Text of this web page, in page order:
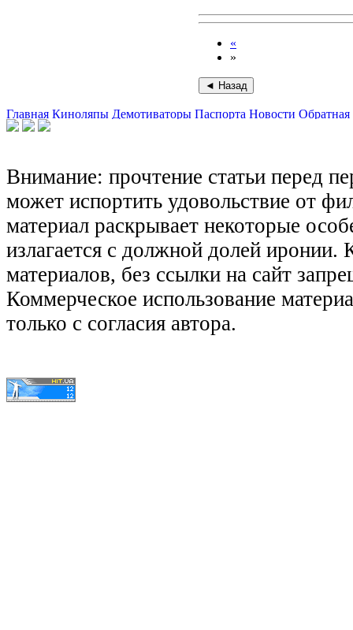
«
»
Главная Киноляпы Демотиваторы Паспорта Новости Обратная
Внимание: прочтение статьи перед
может испортить удовольствие от
материал раскрывает некоторые
излагается с должной долей иронии.
материалов, без ссылки на сайт
Коммерческое использование
только с согласия автора.